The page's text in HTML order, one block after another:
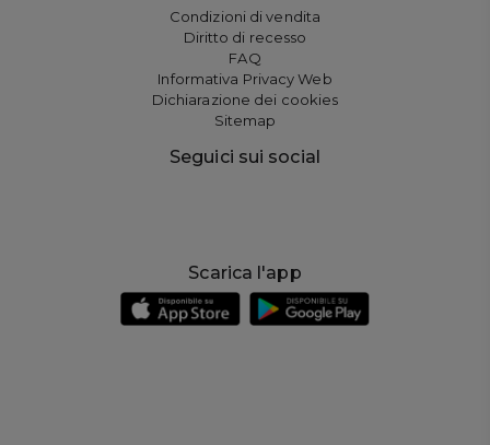
Condizioni di vendita
Diritto di recesso
FAQ
Informativa Privacy Web
Dichiarazione dei cookies
Sitemap
Seguici sui social
Scarica l'app